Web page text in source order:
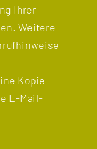
Ihrer
Weitere
Kopie
E-Mail-